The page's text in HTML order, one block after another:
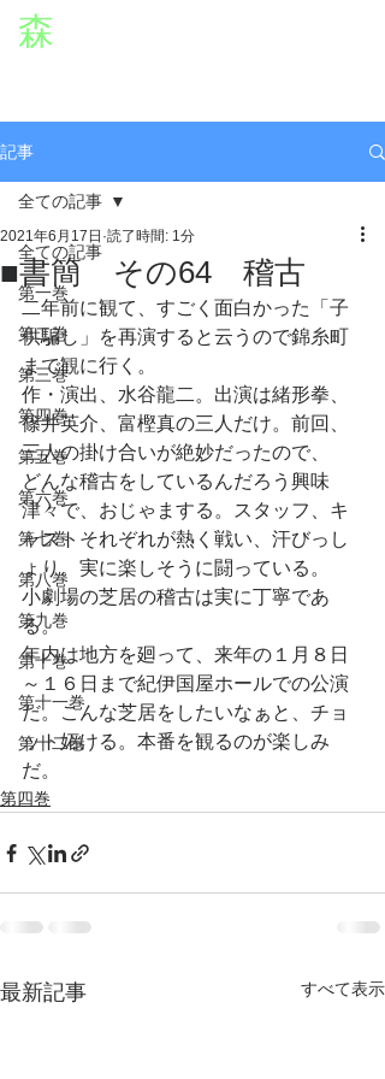
森
記事
全ての記事
第一巻
第二巻
第三巻
第四巻
第五巻
第六巻
第七巻
第八巻
第九巻
第十巻
第十一巻
第十二巻
全ての記事
■書簡 その64 稽古
2021年6月17日 読了時間: 1分
二年前に観て、すごく面白かった「子
供騙し」を再演すると云うので錦糸町
まで観に行く。
作・演出、水谷龍二。出演は緒形拳、
篠井英介、富樫真の三人だけ。前回、
三人の掛け合いが絶妙だったので、
どんな稽古をしているんだろう興味
津々で、おじゃまする。スタッフ、キ
ャストそれぞれが熱く戦い、汗びっし
ょり。実に楽しそうに闘っている。
小劇場の芝居の稽古は実に丁寧であ
る。
年内は地方を廻って、来年の１月８日
～１６日まで紀伊国屋ホールでの公演
だ。こんな芝居をしたいなぁと、チョ
ット妬ける。本番を観るのが楽しみ
だ。
第四巻
最新記事 すべて表示